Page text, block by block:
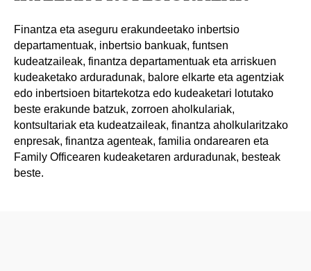
Finantza eta aseguru erakundeetako inbertsio
departamentuak, inbertsio bankuak, funtsen
kudeatzaileak, finantza departamentuak eta arriskuen
kudeaketako arduradunak, balore elkarte eta agentziak
edo inbertsioen bitartekotza edo kudeaketari lotutako
beste erakunde batzuk, zorroen aholkulariak,
kontsultariak eta kudeatzaileak, finantza aholkularitzako
enpresak, finantza agenteak, familia ondarearen eta
Family Officearen kudeaketaren arduradunak, besteak
beste.